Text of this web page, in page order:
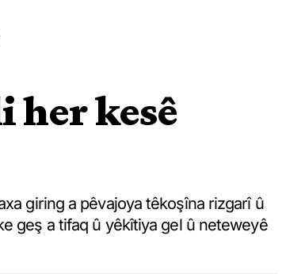
her kesê
giring a pêvajoya têkoşîna rizgarî û
geş a tifaq û yêkîtiya gel û neteweyê